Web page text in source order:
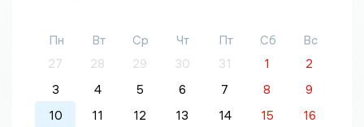
Пн Вт Ср Чт Пт Сб
Вс
27
28 29 30 31 1
2
3
4 5 6 7 8
9
10
11 12 13 14 15
16